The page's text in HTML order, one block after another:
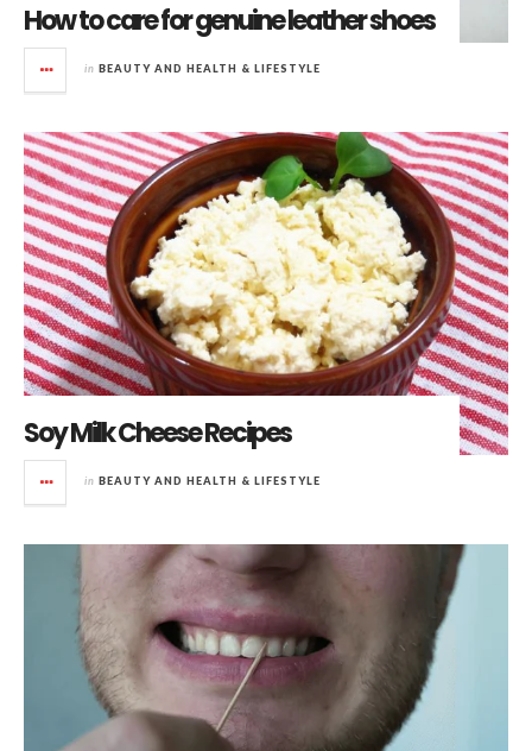
How to care for genuine leather shoes
in BEAUTY AND HEALTH & LIFESTYLE
Soy Milk Cheese Recipes
in BEAUTY AND HEALTH & LIFESTYLE